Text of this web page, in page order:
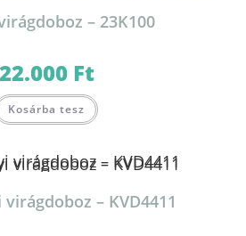
– 23K100
22.000 Ft
Kosárba tesz
– KVD4411